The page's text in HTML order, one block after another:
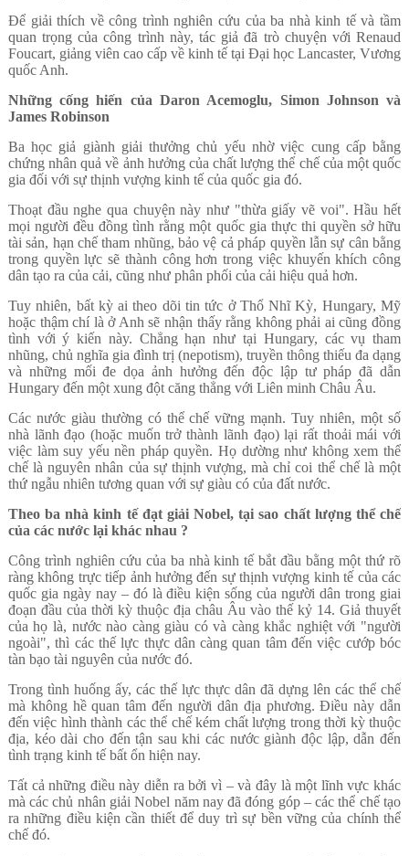
Để giải thích về công trình nghiên cứu của ba nhà kinh tế và tầm
quan trọng của công trình này, tác giả đã trò chuyện với Renaud
Foucart, giảng viên cao cấp về kinh tế tại Đại học Lancaster, Vương
quốc Anh.
Những cống hiến của Daron Acemoglu, Simon Johnson và
James Robinson
Ba học giả giành giải thưởng chủ yếu nhờ việc cung cấp bằng
chứng nhân quả về ảnh hưởng của chất lượng thể chế của một quốc
gia đối với sự thịnh vượng kinh tế của quốc gia đó.
Thoạt đầu nghe qua chuyện này như "thừa giấy vẽ voi". Hầu hết
mọi người đều đồng tình rằng một quốc gia thực thi quyền sở hữu
tài sản, hạn chế tham nhũng, bảo vệ cả pháp quyền lẫn sự cân bằng
trong quyền lực sẽ thành công hơn trong việc khuyến khích công
dân tạo ra của cải, cũng như phân phối của cải hiệu quả hơn.
Tuy nhiên, bất kỳ ai theo dõi tin tức ở Thổ Nhĩ Kỳ, Hungary, Mỹ
hoặc thậm chí là ở Anh sẽ nhận thấy rằng không phải ai cũng đồng
tình với ý kiến này. Chẳng hạn như tại Hungary, các vụ tham
nhũng, chủ nghĩa gia đình trị (nepotism), truyền thông thiếu đa dạng
và những mối đe dọa ảnh hưởng đến độc lập tư pháp đã dẫn
Hungary đến một xung đột căng thẳng với Liên minh Châu Âu.
Các nước giàu thường có thể chế vững mạnh. Tuy nhiên, một số
nhà lãnh đạo (hoặc muốn trở thành lãnh đạo) lại rất thoải mái với
việc làm suy yếu nền pháp quyền. Họ dường như không xem thể
chế là nguyên nhân của sự thịnh vượng, mà chỉ coi thể chế là một
thứ ngẫu nhiên tương quan với sự giàu có của đất nước.
Theo ba nhà kinh tế đạt giải Nobel, tại sao chất lượng thể chế
của các nước lại khác nhau ?
Công trình nghiên cứu của ba nhà kinh tế bắt đầu bằng một thứ rõ
ràng không trực tiếp ảnh hưởng đến sự thịnh vượng kinh tế của các
quốc gia ngày nay – đó là điều kiện sống của người dân trong giai
đoạn đầu của thời kỳ thuộc địa châu Âu vào thế kỷ 14. Giả thuyết
của họ là, nước nào càng giàu có và càng khắc nghiệt với "người
ngoài", thì các thế lực thực dân càng quan tâm đến việc cướp bóc
tàn bạo tài nguyên của nước đó.
Trong tình huống ấy, các thế lực thực dân đã dựng lên các thể chế
mà không hề quan tâm đến người dân địa phương. Điều này dẫn
đến việc hình thành các thể chế kém chất lượng trong thời kỳ thuộc
địa, kéo dài cho đến tận sau khi các nước giành độc lập, dẫn đến
tình trạng kinh tế bất ổn hiện nay.
Tất cả những điều này diễn ra bởi vì – và đây là một lĩnh vực khác
mà các chủ nhân giải Nobel năm nay đã đóng góp – các thể chế tạo
ra những điều kiện cần thiết để duy trì sự bền vững của chính thể
chế đó.